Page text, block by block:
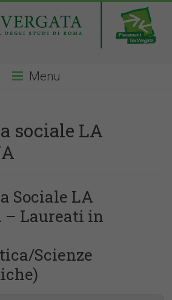
Menu
sociale LA
Sociale LA
– Laureati in
Scienze